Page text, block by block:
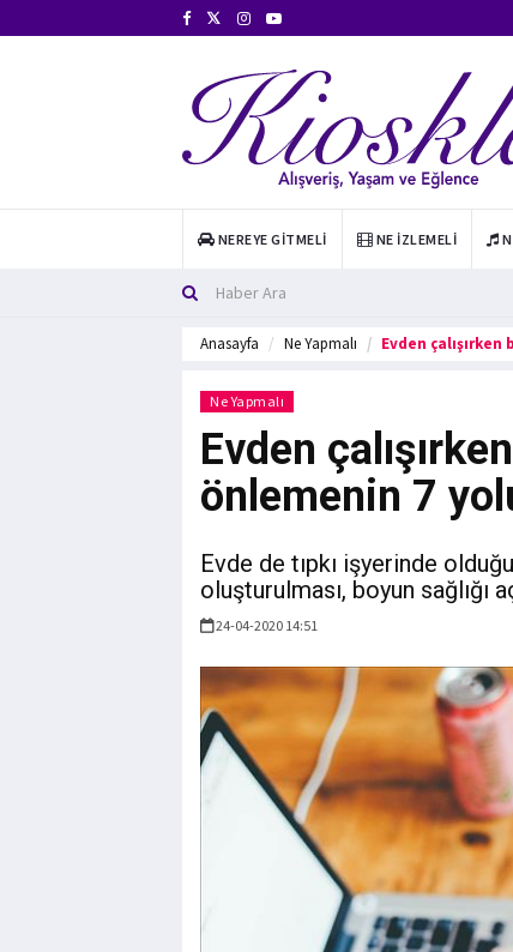
NEREYE GITMELI NE İZLEMELI
Anasayfa Ne Yapmalı Evden çalışırken
Ne Yapmalı
Evden
önlemenin 7
Evde de tıpkı işyerinde
oluşturulması, boyun sağlığı
24-04-2020 14:51